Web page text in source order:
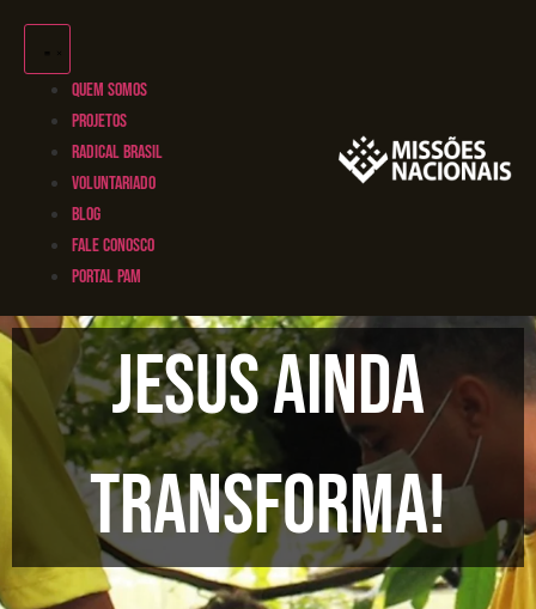
QUEM SOMOS
PROJETOS
RADICAL BRASIL
VOLUNTARIADO
BLOG
FALE CONOSCO
PORTAL PAM
Jesus ainda
transforma!